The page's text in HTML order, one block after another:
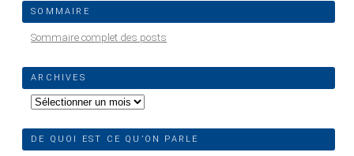
SOMMAIRE
Sommaire complet des posts
ARCHIVES
Archives
DE QUOI EST CE QU’ON PARLE